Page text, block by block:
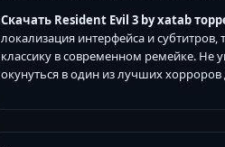
Скачать Resident Evil 3 by xatab
локализация интерфейса и
классику в современном ремейке. Не
окунуться в один из лучших